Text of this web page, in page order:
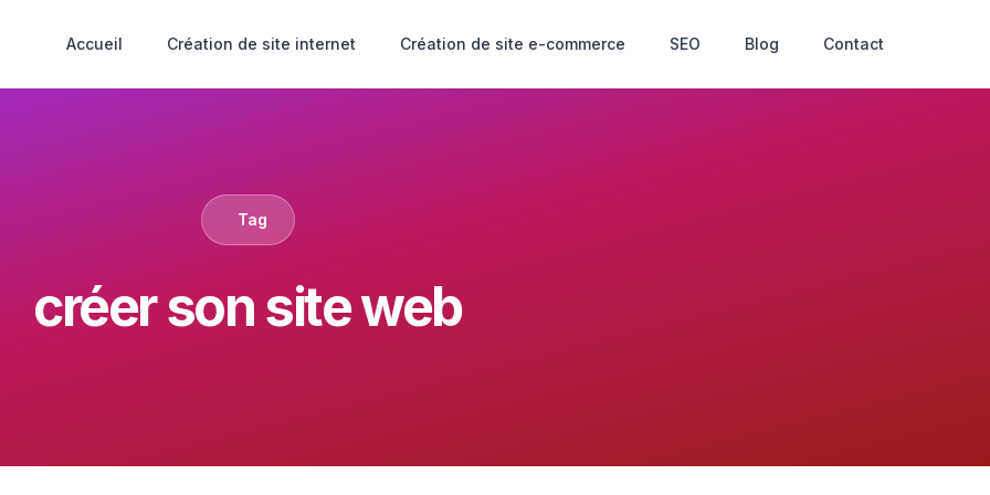
Accueil Création de site internet Création de site e-commerce SEO Blog Contact
Tag
créer son site web